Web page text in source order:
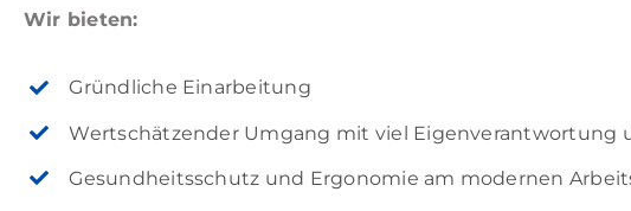
Wir bieten:
Gründliche Einarbeitung
Wertschätzender Umgang mit viel Eigenverantwortung
Gesundheitsschutz und Ergonomie am modernen